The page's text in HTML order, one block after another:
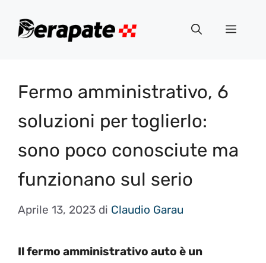
Menu
Fermo amministrativo, 6
soluzioni per toglierlo:
sono poco conosciute ma
funzionano sul serio
Aprile 13, 2023 di Claudio Garau
Il fermo amministrativo auto è un